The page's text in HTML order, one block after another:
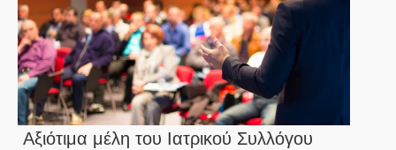
Αξιότιμα μέλη του Ιατρικού Συλλόγου